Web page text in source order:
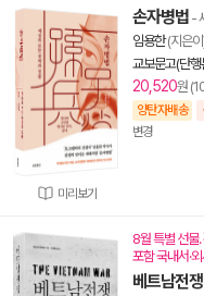
미리보기
손자병법 -
임용한(지은이
교보문고(단행
20,520원
양탄자배송
변경
8월 특별 선물.
포함 국내서·
베트남전쟁